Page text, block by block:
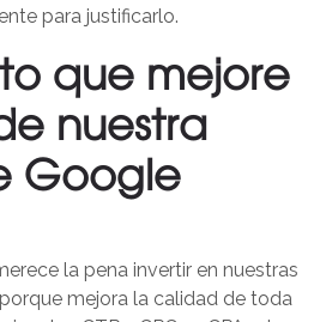
para justificarlo.
que mejore
nuestra
Google
la pena invertir en nuestras
mejora la calidad de toda